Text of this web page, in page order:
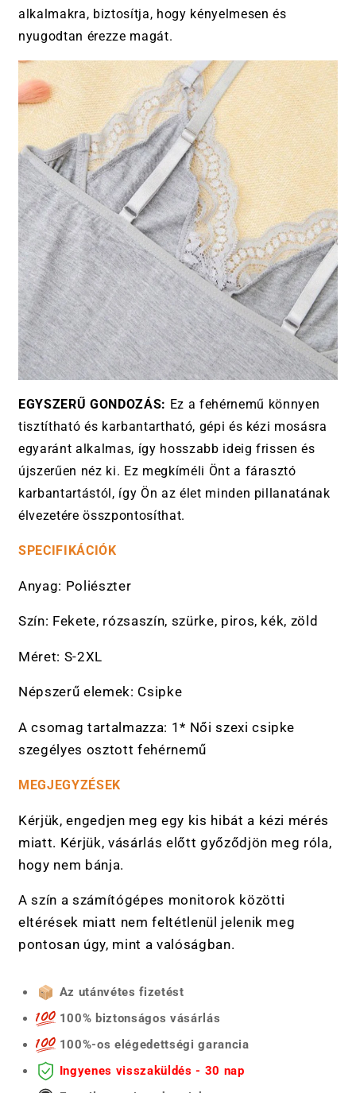
alkalmakra, biztosítja, hogy kényelmesen és
nyugodtan érezze magát.
EGYSZERŰ GONDOZÁS: Ez a fehérnemű könnyen
tisztítható és karbantartható, gépi és kézi mosásra
egyaránt alkalmas, így hosszabb ideig frissen és
újszerűen néz ki. Ez megkíméli Önt a fárasztó
karbantartástól, így Ön az élet minden pillanatának
élvezetére összpontosíthat.
SPECIFIKÁCIÓK
Anyag: Poliészter
Szín: Fekete, rózsaszín, szürke, piros, kék, zöld
Méret: S-2XL
Népszerű elemek: Csipke
A csomag tartalmazza: 1* Női szexi csipke
szegélyes osztott fehérnemű
MEGJEGYZÉSEK
Kérjük, engedjen meg egy kis hibát a kézi mérés
miatt. Kérjük, vásárlás előtt győződjön meg róla,
hogy nem bánja.
A szín a számítógépes monitorok közötti
eltérések miatt nem feltétlenül jelenik meg
pontosan úgy, mint a valóságban.
Az utánvétes fizetést
100% biztonságos vásárlás
100%-os elégedettségi garancia
Ingyenes visszaküldés - 30 nap